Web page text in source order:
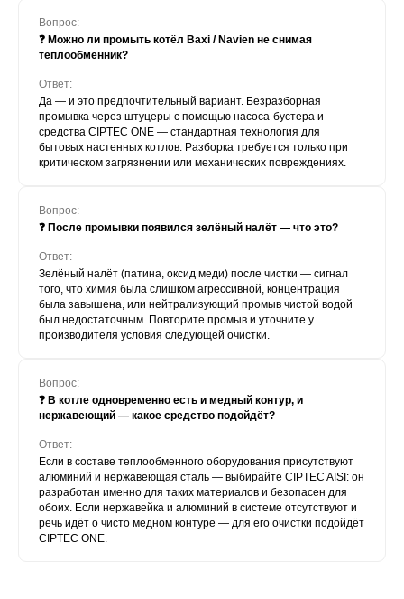
Вопрос:
❓ Можно ли промыть котёл Baxi / Navien не снимая
теплообменник?
Ответ:
Да — и это предпочтительный вариант. Безразборная
промывка через штуцеры с помощью насоса-бустера и
средства CIPTEC ONE — стандартная технология для
бытовых настенных котлов. Разборка требуется только при
критическом загрязнении или механических повреждениях.
Вопрос:
❓ После промывки появился зелёный налёт — что это?
Ответ:
Зелёный налёт (патина, оксид меди) после чистки — сигнал
того, что химия была слишком агрессивной, концентрация
была завышена, или нейтрализующий промыв чистой водой
был недостаточным. Повторите промыв и уточните у
производителя условия следующей очистки.
Вопрос:
❓ В котле одновременно есть и медный контур, и
нержавеющий — какое средство подойдёт?
Ответ:
Если в составе теплообменного оборудования присутствуют
алюминий и нержавеющая сталь — выбирайте CIPTEC AISI: он
разработан именно для таких материалов и безопасен для
обоих. Если нержавейка и алюминий в системе отсутствуют и
речь идёт о чисто медном контуре — для его очистки подойдёт
CIPTEC ONE.